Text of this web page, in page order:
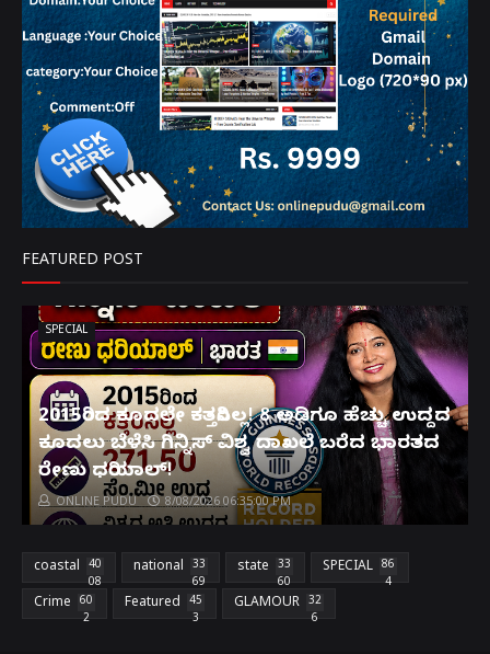
FEATURED POST
SPECIAL
2015ರಿಂದ ಕೂದಲೇ ಕತ್ತರಿಸಿಲ್ಲ! 8 ಅಡಿಗೂ ಹೆಚ್ಚು ಉದ್ದದ
ಕೂದಲು ಬೆಳೆಸಿ ಗಿನ್ನಿಸ್ ವಿಶ್ವ ದಾಖಲೆ ಬರೆದ ಭಾರತದ
ರೇಣು ಧರಿಯಾಲ್!
ONLINE PUDU 8/08/2026 06:35:00 PM
coastal
40
08
national
33
69
state
33
60
SPECIAL
86
4
Crime
60
2
Featured
45
3
GLAMOUR
32
6